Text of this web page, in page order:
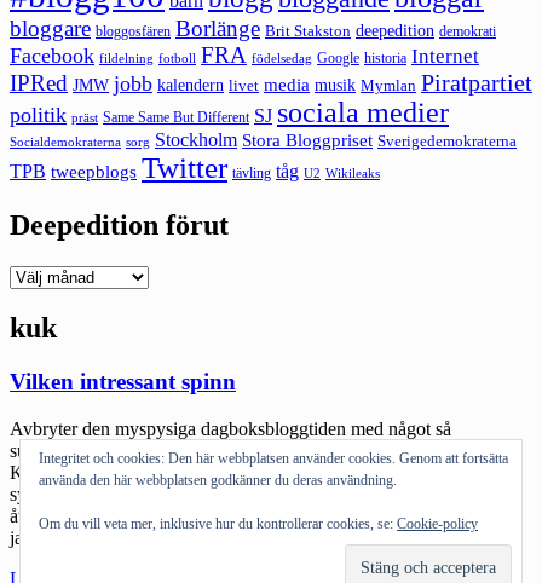
bloggare bloggosfären Borlänge Brit Stakston deepedition demokrati
Facebook fildelning fotboll FRA födelsedag Google historia Internet
IPRed JMW jobb kalendern livet media musik Mymlan Piratpartiet
politik präst Same Same But Different SJ sociala medier
Socialdemokraterna sorg Stockholm Stora Bloggpriset Sverigedemokraterna
TPB tweepblogs Twitter tävling tåg U2 Wikileaks
Deepedition förut
Deepedition
kuk
Vilken intressant spinn
Avbryter den myspysiga dagboksbloggtiden med något så
surrealistiskt som att blogga om Jessica Simpson och Lady Gaga :).
Kan inte låta bli att snabbt notera att det finns en minst sagt
synkronicitet i att diverse kändisbloggare och mainstreammedia
åter pumpar ut bilder på Jessica Simpson som ”tjock”. (själv måste
jag tillstå att hon är mycket snyggare […]
Läs mer
Integritet och cookies: Den här webbplatsen använder cookies. Genom att fortsätta
använda den här webbplatsen godkänner du deras användning.
Om du vill veta mer, inklusive hur du kontrollerar cookies, se: Cookie-policy